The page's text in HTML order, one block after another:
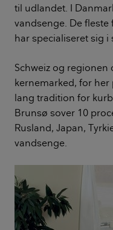
til udlandet. I
vandsenge. De
har specialiseret sig i
Schweiz og
kernemarked, for
lang tradition for
Brunsø sover 10
Rusland, Japan,
vandsenge.